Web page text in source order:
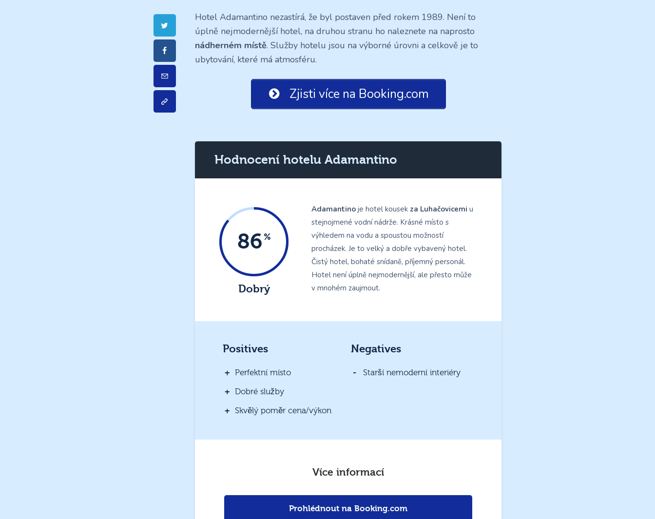
Hotel Adamantino nezastírá, že byl postaven před rokem 1989. Není to
úplně nejmodernější hotel, na druhou stranu ho naleznete na naprosto
nádherném místě. Služby hotelu jsou na výborné úrovni a celkově je to
ubytování, které má atmosféru.
Zjisti více na Booking.com
Hodnocení hotelu Adamantino
86
Dobrý
Adamantinoje hotel kousek za Luhačovicemi u
stejnojmené vodní nádrže. Krásné místo s
výhledem na vodu a spoustou možností
procházek. Je to velký a dobře vybavený hotel.
Čistý hotel, bohaté snídaně, příjemný personál.
Hotel není úplně nejmodernější, ale přesto může
v mnohém zaujmout.
Positives
Perfektní místo
Dobré služby
Skvělý poměr cena/výkon
Negatives
Starší nemoderní interiéry
Více informací
Prohlédnout na Booking.com